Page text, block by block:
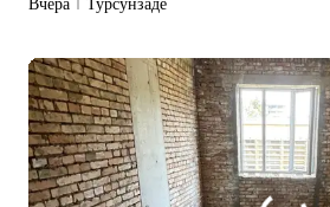
Вчера Турсунзаде